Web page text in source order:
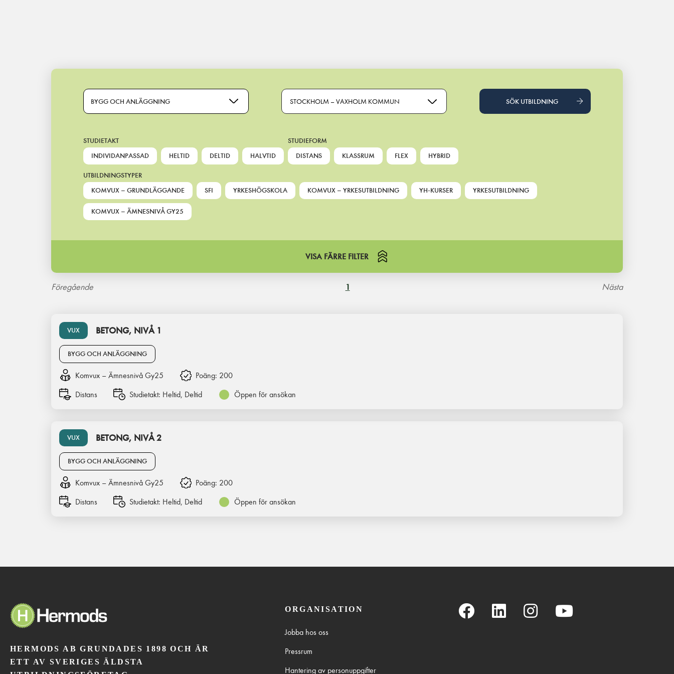
Main Navigation
BYGG OCH ANLÄGGNING STOCKHOLM – VAXHOLM KOMMUN SÖK UTBILDNING
STUDIETAKT
INDIVIDANPASSAD
HELTID DELTID HALVTID
STUDIEFORM
DISTANS
KLASSRUM FLEX HYBRID
UTBILDNINGSTYPER
KOMVUX – GRUNDLÄGGANDE
SFI YRKESHÖGSKOLA KOMVUX – YRKESUTBILDNING YH-KURSER YRKESUTBILDNING
KOMVUX – ÄMNESNIVÅ GY25
VISA FÄRRE FILTER
Föregående 1 Nästa
VUX BETONG, NIVÅ 1
BYGG OCH ANLÄGGNING
Komvux – Ämnesnivå Gy25 Poäng: 200
Distans
Studietakt: Heltid, Deltid Öppen för ansökan
VUX BETONG, NIVÅ 2
BYGG OCH ANLÄGGNING
Komvux – Ämnesnivå Gy25 Poäng: 200
Distans
Studietakt: Heltid, Deltid Öppen för ansökan
HERMODS AB GRUNDADES 1898 OCH ÄR
ETT AV SVERIGES ÄLDSTA
ORGANISATION
Jobba hos oss
Pressrum
Hantering av personuppgifter